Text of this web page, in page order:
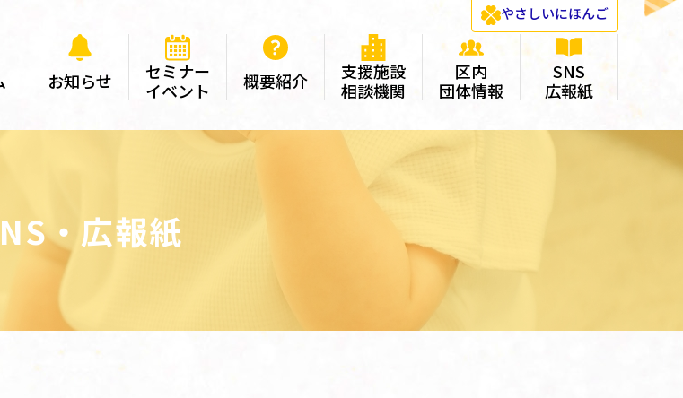
やさしいにほんご
お知らせ
セミナー
イベント
概要紹介
支援施設
相談機関
区内
団体情報
SNS
広報紙
・広報紙